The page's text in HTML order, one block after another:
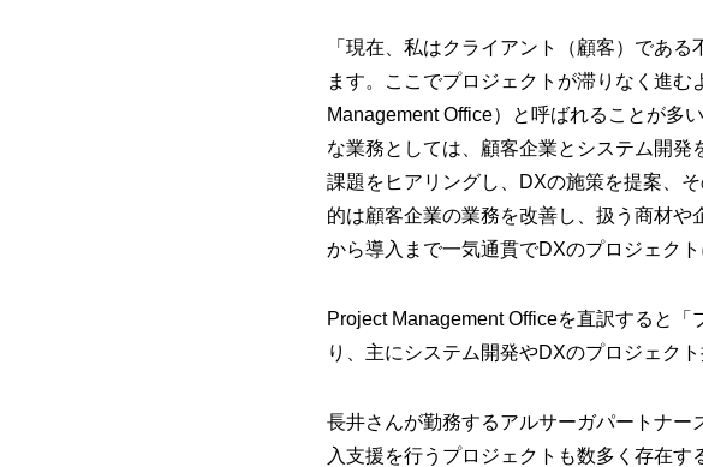
「現在、私はクライアント（顧客）であ
ます。ここでプロジェクトが滞りなく進
Management Office）と呼ばれることが多
な業務としては、顧客企業とシステム開
課題をヒアリングし、DXの施策を提案、
的は顧客企業の業務を改善し、扱う商材
から導入まで一気通貫でDXのプロジェク
Project Management Officeを直訳すると
り、主にシステム開発やDXのプロジェク
長井さんが勤務するアルサーガパートナ
入支援を行うプロジェクトも数多く存在